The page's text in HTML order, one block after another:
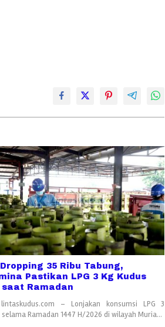
35 Ribu Tabung,
Pastikan LPG 3 Kg Kudus
saat Ramadan
lintaskudus.com – Lonjakan konsumsi LPG 3
Ramadan 1447 H/2026 di wilayah Muria…